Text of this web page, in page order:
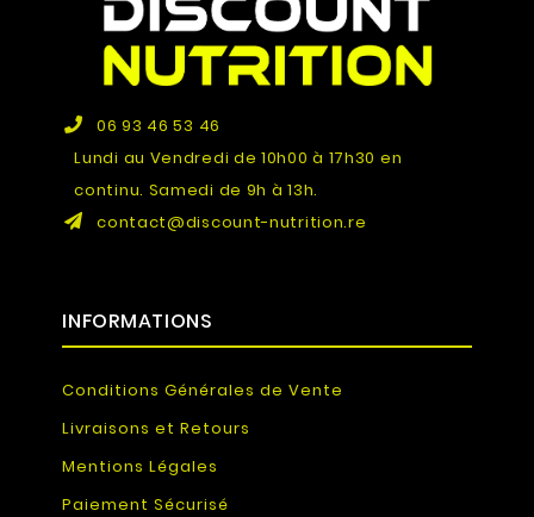
06 93 46 53 46
Lundi au Vendredi de 10h00 à 17h30 en
continu. Samedi de 9h à 13h.
contact@discount-nutrition.re
INFORMATIONS
Conditions Générales de Vente
Livraisons et Retours
Mentions Légales
Paiement Sécurisé